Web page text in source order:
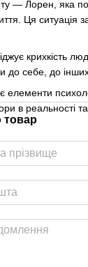
— Лорен, яка
Ця ситуація
крихкість
до себе, до
елементи
в реальності
товар